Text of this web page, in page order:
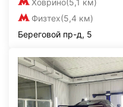
Ховрино(5,1 км)
Физтех(5,4 км)
Береговой пр-д, 5